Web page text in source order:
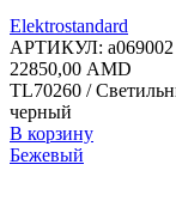
Elektrostandard
АРТИКУЛ: a069002
22850,00 AMD
TL70260 /
черный
В корзину
Бежевый